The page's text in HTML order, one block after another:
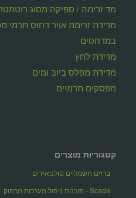
מד זרימה / ספיקה מסוג
מדידת זרימת אויר דחוס תרמי
במדחסים
מדידת לחץ
מדידת מפלס ביוב ומים
מפסקים תרמיים
קטגוריות מוצרים
ברזים חשמליים סולנואידים
Scada - תוכנות ניהול מערכות מרחוק